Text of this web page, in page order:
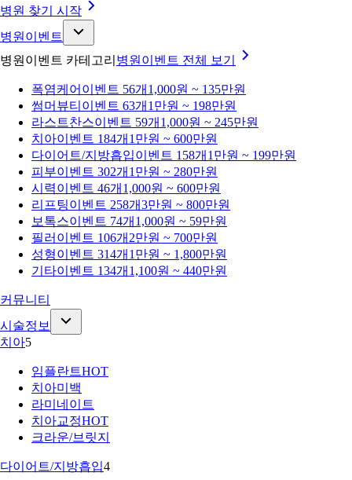
병원 찾기 시작
병원이벤트
병원이벤트 카테고리 병원이벤트 전체 보기
폭염케어 이벤트 56개 1,000원 ~ 135만원
썸머뷰티 이벤트 63개 1만원 ~ 198만원
라스트찬스이벤트 59개 1,000원 ~ 245만원
치아이벤트 184개 1만원 ~ 600만원
다이어트/지방흡입이벤트 158개 1만원 ~ 199만원
피부이벤트 302개 1만원 ~ 280만원
시력이벤트 46개 1,000원 ~ 600만원
리프팅이벤트 258개3만원 ~ 800만원
보톡스이벤트 74개 1,000원 ~ 59만원
필러 이벤트 106개 2만원 ~ 700만원
성형이벤트 314개 1만원 ~ 1,800만원
기타이벤트 134개 1,100원 ~ 440만원
커뮤니티
시술정보
치아5
임플란트HOT
치아미백
라미네이트
치아교정HOT
크라운/브릿지
다이어트/지방흡입4